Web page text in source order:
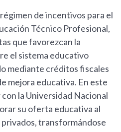
de incentivos para el
Técnico Profesional,
que favorezcan la
el sistema educativo
mediante créditos fiscales
mejora educativa. En este
la Universidad Nacional
su oferta educativa al
transformándose